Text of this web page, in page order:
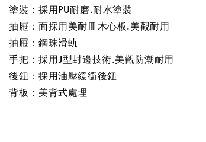
塗裝：採用PU耐磨.耐水塗裝
抽屜：面採用美耐皿木心板.美觀耐用
抽屜：鋼珠滑軌
手把：採用J型封邊技術.美觀防潮耐用
後鈕：採用油壓緩衝後鈕
背板：美背式處理